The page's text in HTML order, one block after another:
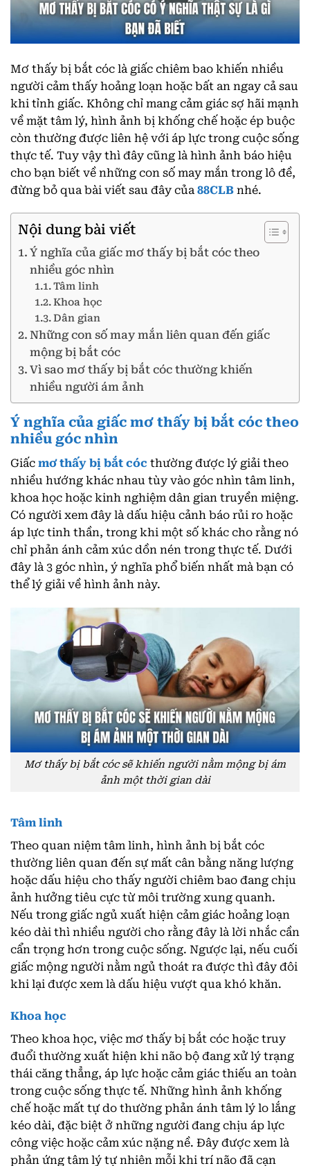
Mơ thấy bị bắt cóc là giấc chiêm bao khiến nhiều
người cảm thấy hoảng loạn hoặc bất an ngay cả sau
khi tỉnh giấc. Không chỉ mang cảm giác sợ hãi mạnh
về mặt tâm lý, hình ảnh bị khống chế hoặc ép buộc
còn thường được liên hệ với áp lực trong cuộc sống
thực tế. Tuy vậy thì đây cũng là hình ảnh báo hiệu
cho bạn biết về những con số may mắn trong lô đề,
đừng bỏ qua bài viết sau đây của 88CLB nhé.
Nội dung bài viết
Ý nghĩa của giấc mơ thấy bị bắt cóc theo
nhiều góc nhìn
Tâm linh
Khoa học
Dân gian
Những con số may mắn liên quan đến giấc
mộng bị bắt cóc
Vì sao mơ thấy bị bắt cóc thường khiến
nhiều người ám ảnh
Ý nghĩa của giấc mơ thấy bị bắt cóc theo
nhiều góc nhìn
Giấc mơ thấy bị bắt cóc thường được lý giải theo
nhiều hướng khác nhau tùy vào góc nhìn tâm linh,
khoa học hoặc kinh nghiệm dân gian truyền miệng.
Có người xem đây là dấu hiệu cảnh báo rủi ro hoặc
áp lực tinh thần, trong khi một số khác cho rằng nó
chỉ phản ánh cảm xúc dồn nén trong thực tế. Dưới
đây là 3 góc nhìn, ý nghĩa phổ biến nhất mà bạn có
thể lý giải về hình ảnh này.
Mơ thấy bị bắt cóc sẽ khiến người nằm mộng bị ám
ảnh một thời gian dài
Tâm linh
Theo quan niệm tâm linh, hình ảnh bị bắt cóc
thường liên quan đến sự mất cân bằng năng lượng
hoặc dấu hiệu cho thấy người chiêm bao đang chịu
ảnh hưởng tiêu cực từ môi trường xung quanh.
Nếu trong giấc ngủ xuất hiện cảm giác hoảng loạn
kéo dài thì nhiều người cho rằng đây là lời nhắc cần
cẩn trọng hơn trong cuộc sống. Ngược lại, nếu cuối
giấc mộng người nằm ngủ thoát ra được thì đây đôi
khi lại được xem là dấu hiệu vượt qua khó khăn.
Khoa học
Theo khoa học, việc mơ thấy bị bắt cóc hoặc truy
đuổi thường xuất hiện khi não bộ đang xử lý trạng
thái căng thẳng, áp lực hoặc cảm giác thiếu an toàn
trong cuộc sống thực tế. Những hình ảnh khống
chế hoặc mất tự do thường phản ánh tâm lý lo lắng
kéo dài, đặc biệt ở những người đang chịu áp lực
công việc hoặc cảm xúc nặng nề. Đây được xem là
phản ứng tâm lý tự nhiên mỗi khi trí não đã cạn